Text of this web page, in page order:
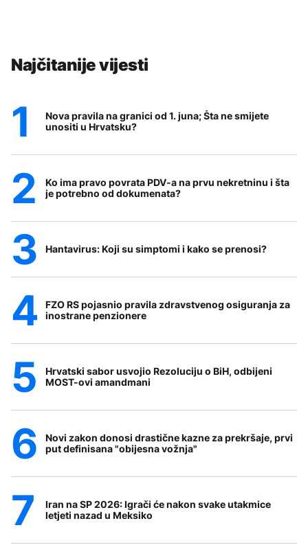
Najčitanije vijesti
Nova pravila na granici od 1. juna; Šta ne smijete
unositi u Hrvatsku?
Ko ima pravo povrata PDV-a na prvu nekretninu i šta
je potrebno od dokumenata?
Hantavirus: Koji su simptomi i kako se prenosi?
FZO RS pojasnio pravila zdravstvenog osiguranja za
inostrane penzionere
Hrvatski sabor usvojio Rezoluciju o BiH, odbijeni
MOST-ovi amandmani
Novi zakon donosi drastične kazne za prekršaje, prvi
put definisana "obijesna vožnja"
Iran na SP 2026: Igrači će nakon svake utakmice
letjeti nazad u Meksiko